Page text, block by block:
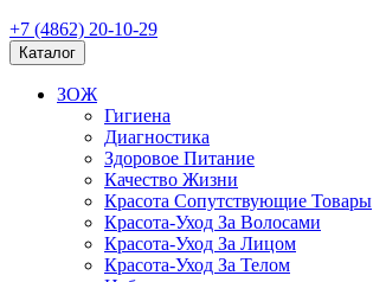
+7 (4862) 20-10-29
Каталог
ЗОЖ
Гигиена
Диагностика
Здоровое Питание
Качество Жизни
Красота Сопутствующие Товары
Красота-Уход За Волосами
Красота-Уход За Лицом
Красота-Уход За Телом